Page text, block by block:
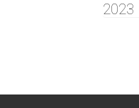
2023